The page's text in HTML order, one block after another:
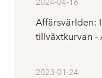
Affärsvärlden:
tillväxtkurvan -
2023-01-24